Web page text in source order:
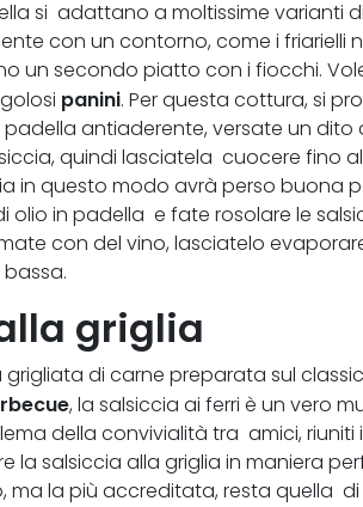
si adattano a moltissime varianti
con un contorno, come i friarielli
un secondo piatto con i fiocchi.
panini. Per questa cottura, si
padella antiaderente, versate un dito
quindi lasciatela cuocere fino
in questo modo avrà perso buona
olio in padella e fate rosolare le
con del vino, lasciatelo
griglia
grigliata di carne preparata sul
, la salsiccia ai ferri è un vero
della convivialità tra amici, riuniti
la salsiccia alla griglia in maniera
ma la più accreditata, resta quella